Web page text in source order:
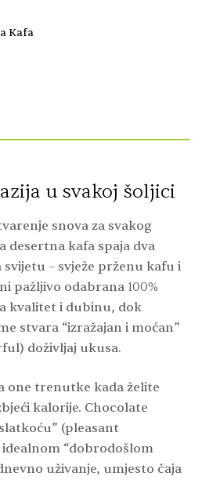
Kafa
u svakoj šoljici
snova za svakog
desertna kafa spaja dva
– svježe prženu kafu i
pažljivo odabrana 100%
kvalitet i dubinu, dok
stvara “izražajan i moćan”
doživljaj ukusa.
one trenutke kada želite
kalorije. Chocolate
(pleasant
idealnom “dobrodošlom
uživanje, umjesto čaja